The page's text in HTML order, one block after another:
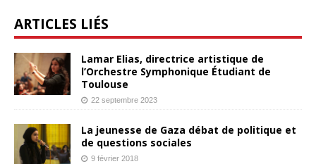
ARTICLES LIÉS
Lamar Elias, directrice artistique de
l’Orchestre Symphonique Étudiant de
Toulouse
22 septembre 2023
La jeunesse de Gaza débat de politique et
de questions sociales
9 février 2018